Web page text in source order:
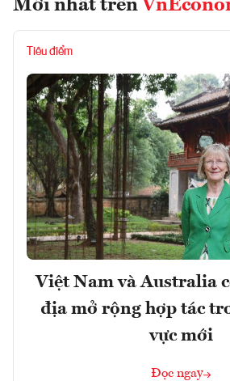
Mới nhất trên
Tiêu điểm
Việt Nam và Australia
địa mở rộng hợp tác
vực mới
Đọc ngay